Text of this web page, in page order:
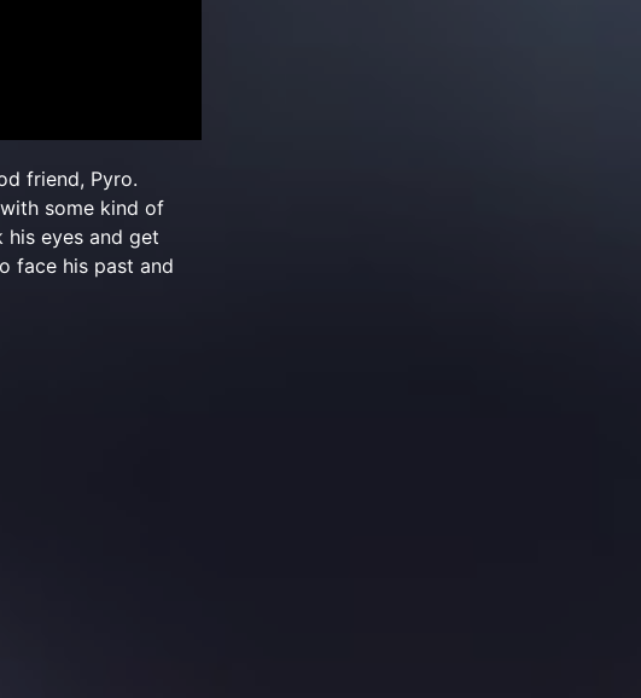
friend, Pyro.
some kind of
eyes and get
face his past and